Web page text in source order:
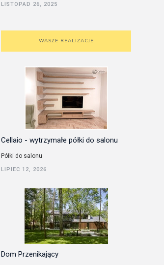
LISTOPAD 26, 2025
WASZE REALIZACJE
Cellaio - wytrzymałe półki do salonu
Półki do salonu
LIPIEC 12, 2026
Dom Przenikający